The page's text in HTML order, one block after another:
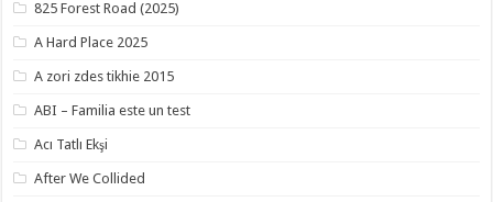
825 Forest Road (2025)
A Hard Place 2025
A zori zdes tikhie 2015
ABI – Familia este un test
Acı Tatlı Ekşi
After We Collided